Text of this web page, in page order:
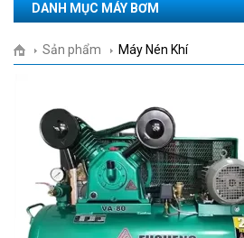
DANH MỤC MÁY BƠM
Sản phẩm Máy Nén Khí